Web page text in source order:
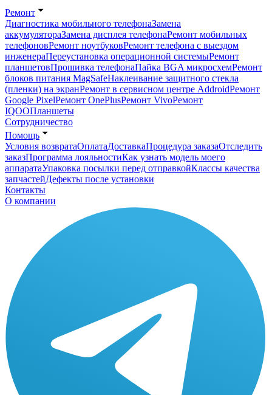
Ремонт
Диагностика мобильного телефонаЗамена
аккумулятораЗамена дисплея телефонаРемонт мобильных
телефоновРемонт ноутбуковРемонт телефона с выездом
инженераПереустановка операционной системыРемонт
планшетовПрошивка телефонаПайка BGA микросхемРемонт
блоков питания MagSafeНаклеивание защитного стекла
(пленки) на экранРемонт в сервисном центре AddroidРемонт
Google PixelРемонт OnePlusРемонт VivoРемонт
IQOOПланшеты
Сотрудничество
Помощь
Условия возвратаОплатаДоставкаПроцедура заказаОтследить
заказПрограмма лояльностиКак узнать модель моего
аппаратаУпаковка посылки перед отправкойКлассы качества
запчастейДефекты после установки
Контакты
О компании